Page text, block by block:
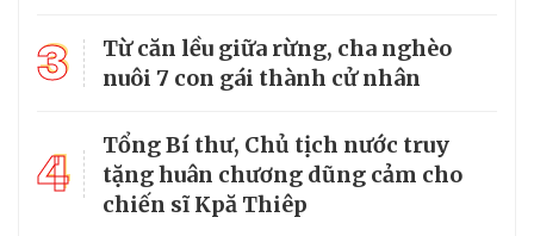
3
Từ căn lều giữa rừng, cha nghèo
nuôi 7 con gái thành cử nhân
4
Tổng Bí thư, Chủ tịch nước truy
tặng huân chương dũng cảm cho
chiến sĩ Kpă Thiêp